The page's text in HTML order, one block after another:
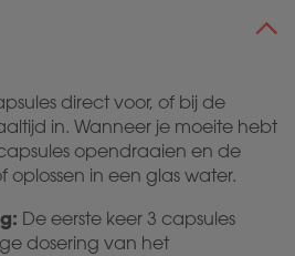
direct voor, of bij de
in. Wanneer je moeite hebt
opendraaien en de
oplossen in een glas water.
De eerste keer 3 capsules
dosering van het